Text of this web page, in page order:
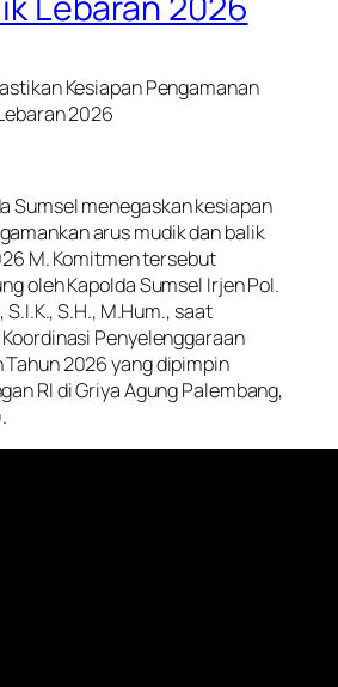
Kesiapan Pengamanan
2026
Sumsel menegaskan kesiapan
arus mudik dan balik
M. Komitmen tersebut
oleh Kapolda Sumsel Irjen Pol.
S.H., M.Hum., saat
Penyelenggaraan
2026 yang dipimpin
RI di Griya Agung Palembang,